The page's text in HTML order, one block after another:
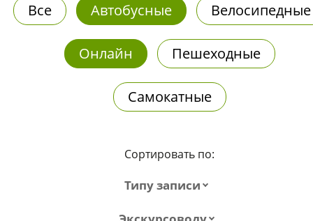
Все Автобусные Велосипедные
Онлайн Пешеходные
Самокатные
Сортировать по:
Типу записи